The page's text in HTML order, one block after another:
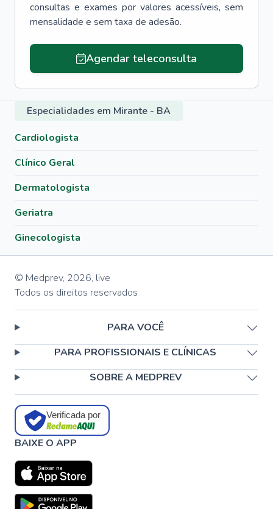
consultas e exames por valores acessíveis, sem
mensalidade e sem taxa de adesão.
Agendar teleconsulta
Especialidades em Mirante - BA
Cardiologista
Clínico Geral
Dermatologista
Geriatra
Ginecologista
© Medprev, 2026, live
Todos os direitos reservados
PARA VOCÊ
PARA PROFISSIONAIS E CLÍNICAS
SOBRE A MEDPREV
Verificada por
BAIXE O APP